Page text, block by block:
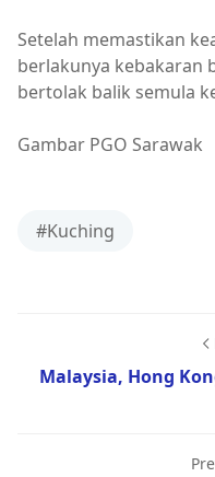
Setelah memastikan
berlakunya kebakaran
bertolak balik semula
Gambar PGO Sarawak
#Kuching
Malaysia, Hong